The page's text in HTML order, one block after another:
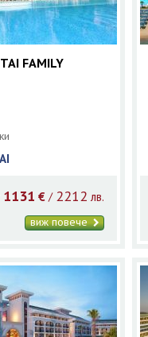
FAMILY
1131 € / 2212 лв.
виж повече